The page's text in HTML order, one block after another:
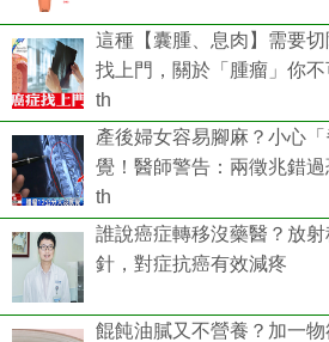
這種【囊腫、息肉】需要切
找上門，關於「腫瘤」你
th
產後婦女容易腳麻？小心
覺！醫師警告：兩徵兆錯
th
誰說癌症轉移沒藥醫？放
針，對症抗癌有效減疼
餛飩油膩又不營養？加一